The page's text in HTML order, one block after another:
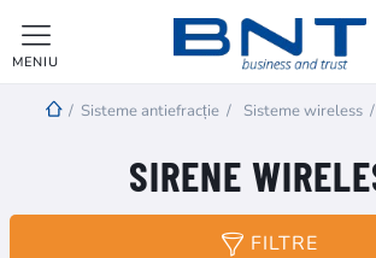
MENIU
/ Sisteme antiefracție / Sisteme wireless /
SIRENE
FILTRE